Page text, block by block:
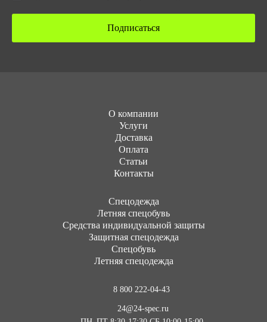
Подписаться
О компании
Услуги
Доставка
Оплата
Статьи
Контакты
Cпецодежда
Летняя спецобувь
Средства индивидуальной защиты
Защитная спецодежда
Спецобувь
Летняя спецодежда
8 800 222-04-43
24@24-spec.ru